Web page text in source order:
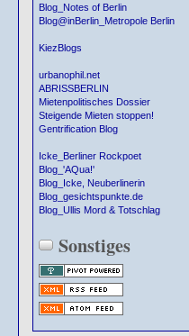
Blog_Notes of Berlin
Blog@inBerlin_Metropole Berlin
KiezBlogs
urbanophil.net
ABRISSBERLIN
Mietenpolitisches Dossier
Steigende Mieten stoppen!
Gentrification Blog
Icke_Berliner Rockpoet
Blog_'AQua!'
Blog_Icke, Neuberlinerin
Blog_gesichtspunkte.de
Blog_Ullis Mord & Totschlag
Sonstiges